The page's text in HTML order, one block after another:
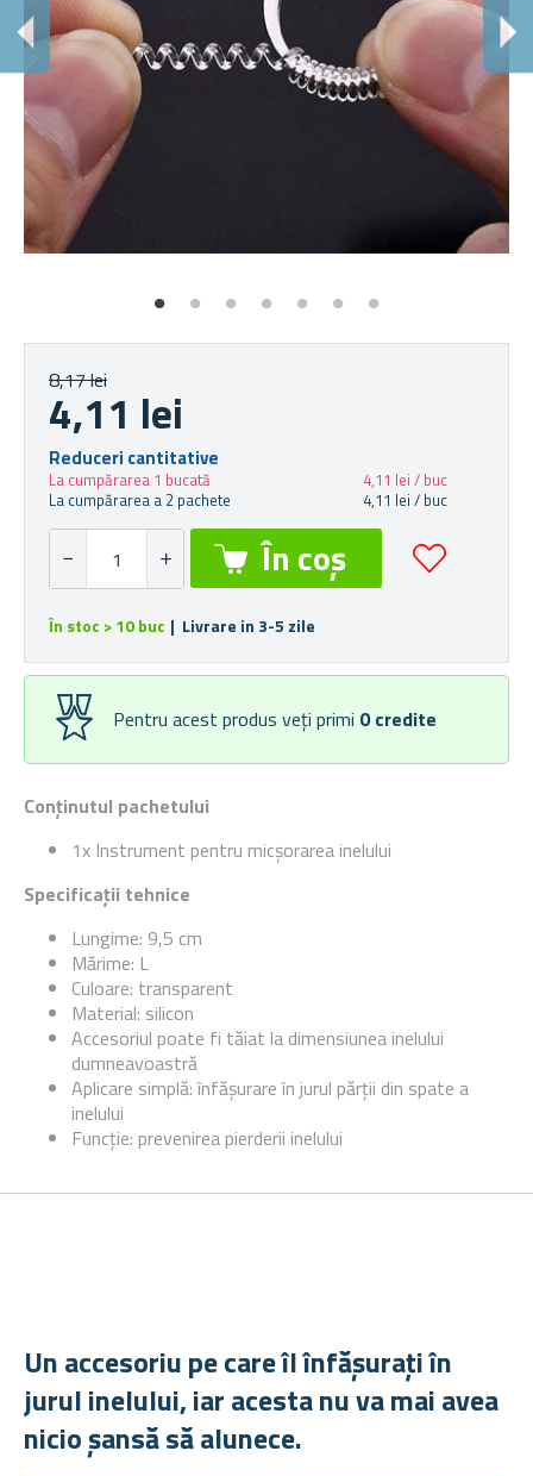
Conținutul pachetului
1x Instrument pentru micșorarea inelului
Specificații tehnice
Lungime: 9,5 cm
Mărime: L
Culoare: transparent
Material: silicon
Accesoriul poate fi tăiat la dimensiunea inelului
dumneavoastră
Aplicare simplă: înfășurare în jurul părții din spate a
inelului
Funcție: prevenirea pierderii inelului
8,17 lei
4,11 lei
Reduceri cantitative
La cumpărarea 1 bucată
4,11 lei / buc
La cumpărarea a 2 pachete
4,11 lei / buc
În stoc > 10 buc | Livrare in 3-5 zile
Pentru acest produs veți primi 0 credite
Un accesoriu pe care îl înfășurați în
jurul inelului, iar acesta nu va mai avea
nicio șansă să alunece.